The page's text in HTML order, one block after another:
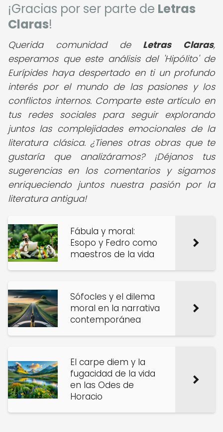
¡Gracias por ser parte de Letras
Claras!
Querida comunidad de Letras Claras,
esperamos que este análisis del 'Hipólito' de
Eurípides haya despertado en ti un profundo
interés por el mundo de las pasiones y los
conflictos internos. Comparte este artículo en
tus redes sociales para seguir explorando
juntos las complejidades emocionales de la
literatura clásica. ¿Tienes otras obras que te
gustaría que analizáramos? ¡Déjanos tus
sugerencias en los comentarios y sigamos
enriqueciendo juntos nuestra pasión por la
literatura antigua!
Fábula y moral:
Esopo y Fedro como
maestros de la vida
Sófocles y el dilema
moral en la narrativa
contemporánea
El carpe diem y la
fugacidad de la vida
en las Odes de
Horacio